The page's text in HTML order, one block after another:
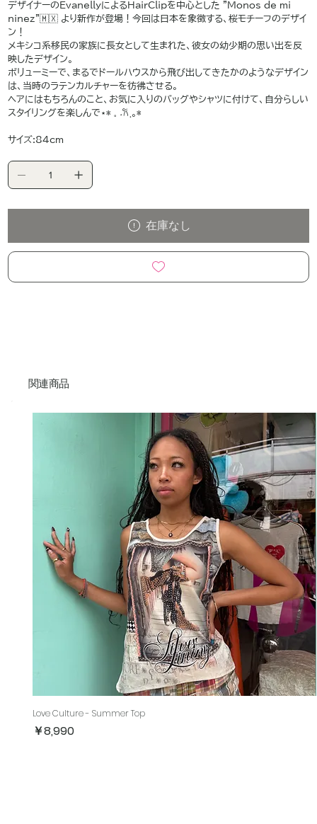
デザイナーのEvanellyによるHairClipを中心とした "Monos de mi
ninez"🇲🇽 より新作が登場！今回は日本を象徴する、桜モチーフのデザイ
ン！
メキシコ系移民の家族に長女として生まれた、彼女の幼少期の思い出を反
映したデザイン。
ボリューミーで、まるでドールハウスから飛び出してきたかのようなデザイン
は、当時のラテンカルチャーを彷彿させる。
ヘアにはもちろんのこと、お気に入りのバッグやシャツに付けて、自分らしい
スタイリングを楽しんで⋆* 𓈒 ˖𐙚 ฺ｡*
サイズ:84cm
在庫なし
関連商品
Love Culture - Summer Top
価格
￥8,990